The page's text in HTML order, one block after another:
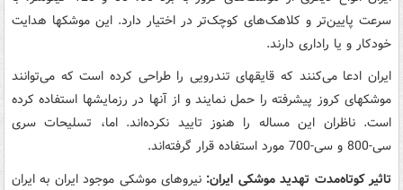
سرعت پایین‌تر و کلاهک‌های کوچک‌تر در اختیار دارد. این موشکها هدایت
خودکار و یا راداری دارند.
ایران ادعا می‌کنند که قایقهای تندرویی را طراحی کرده است که می‌توانند
موشکهای کروز پیشرفته را حمل نمایند و از آنها در رزمایشها استفاده کرده
است. ناظران این مساله را هنوز تایید نکرده‌اند. اما، تسلیحات سری
سی-800 و سی-700 مورد استفاده قرار گرفته‌اند.
تاثیر کوتاه‌‌مدت تهدید موشکی ایران: نیروهای موشکی موجود ایران به ایران